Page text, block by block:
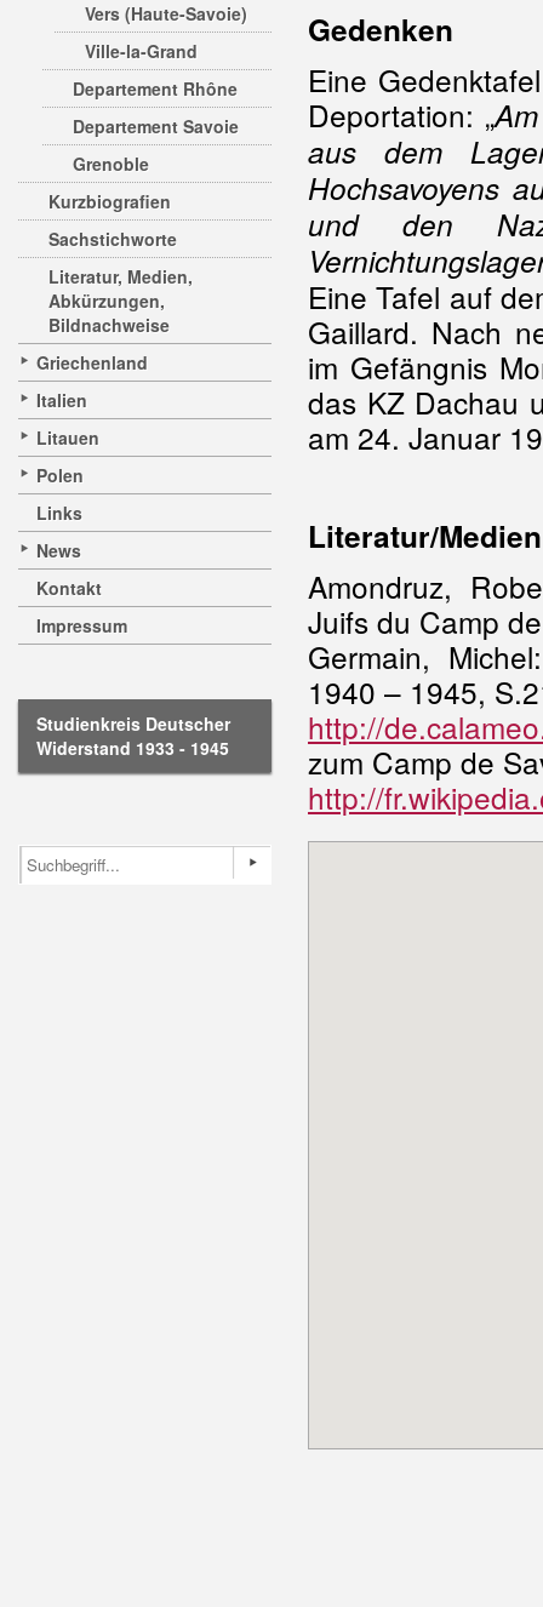
Vers (Haute-Savoie)
Ville-la-Grand
Departement Rhône
Departement Savoie
Grenoble
Kurzbiografien
Sachstichworte
Literatur, Medien,
Abkürzungen,
Bildnachweise
Griechenland
Italien
Litauen
Polen
Links
News
Kontakt
Impressum
Studienkreis Deutscher
Widerstand 1933 - 1945
Gedenken
Eine
Deportation: „
aus dem
Hochsavoyens
und den
Eine Tafel auf
Gaillard. Nach
im Gefängnis
das KZ Dachau
am 24. Januar
Literatur/Medien
Amondruz,
Juifs du Camp
Germain,
1940 – 1945,
http://
zum Camp de
http://